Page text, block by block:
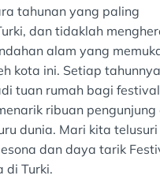
tahunan yang paling
dan tidaklah
alam yang
kota ini. Setiap
tuan rumah bagi
ribuan pengunjung
dunia. Mari kita
dan daya tarik
di Turki.